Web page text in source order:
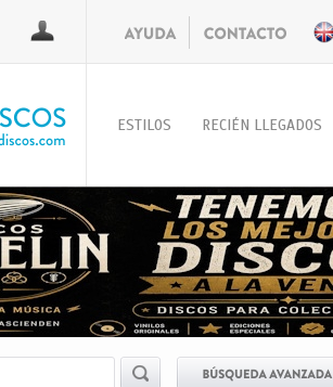
ESTILOS RECIÉN LLEGADOS